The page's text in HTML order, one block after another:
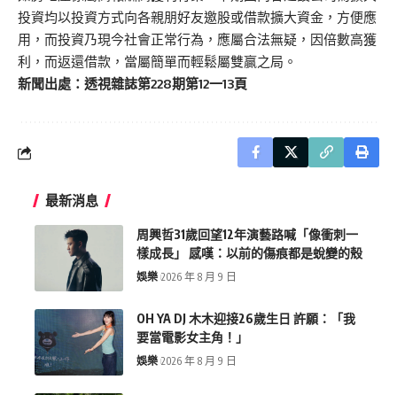
投資均以投資方式向各親朋好友邀股或借款擴大資金，方便應
用，而投資乃現今社會正常行為，應屬合法無疑，因倍數高獲
利，而返還借款，當屬簡單而輕鬆屬雙贏之局。
新聞出處：透視雜誌第228期第12一13頁
最新消息
周興哲31歲回望12年演藝路喊「像衝刺一
樣成長」 感嘆：以前的傷痕都是蛻變的殼
娛樂 2026 年 8 月 9 日
OH YA DJ 木木迎接26歲生日 許願：「我
要當電影女主角！」
娛樂 2026 年 8 月 9 日